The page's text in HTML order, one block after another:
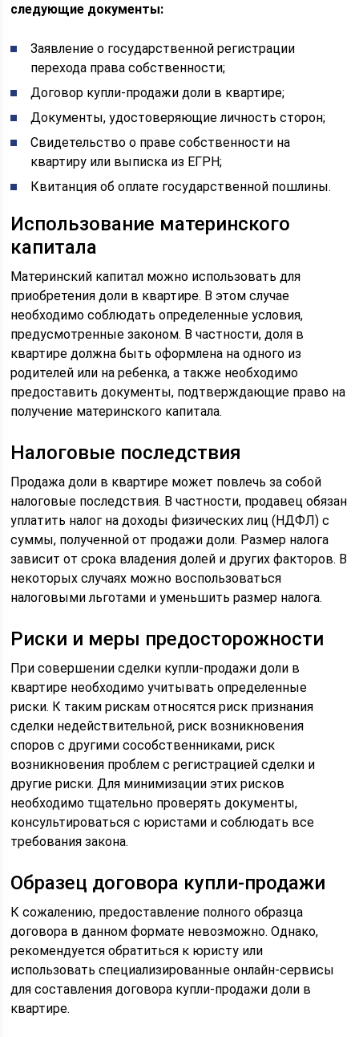
следующие документы:
Заявление о государственной регистрации
перехода права собственности;
Договор купли-продажи доли в квартире;
Документы, удостоверяющие личность сторон;
Свидетельство о праве собственности на
квартиру или выписка из ЕГРН;
Квитанция об оплате государственной пошлины.
Использование материнского
капитала
Материнский капитал можно использовать для
приобретения доли в квартире. В этом случае
необходимо соблюдать определенные условия,
предусмотренные законом. В частности, доля в
квартире должна быть оформлена на одного из
родителей или на ребенка, а также необходимо
предоставить документы, подтверждающие право на
получение материнского капитала.
Налоговые последствия
Продажа доли в квартире может повлечь за собой
налоговые последствия. В частности, продавец обязан
уплатить налог на доходы физических лиц (НДФЛ) с
суммы, полученной от продажи доли. Размер налога
зависит от срока владения долей и других факторов. В
некоторых случаях можно воспользоваться
налоговыми льготами и уменьшить размер налога.
Риски и меры предосторожности
При совершении сделки купли-продажи доли в
квартире необходимо учитывать определенные
риски. К таким рискам относятся риск признания
сделки недействительной, риск возникновения
споров с другими сособственниками, риск
возникновения проблем с регистрацией сделки и
другие риски. Для минимизации этих рисков
необходимо тщательно проверять документы,
консультироваться с юристами и соблюдать все
требования закона.
Образец договора купли-продажи
К сожалению, предоставление полного образца
договора в данном формате невозможно. Однако,
рекомендуется обратиться к юристу или
использовать специализированные онлайн-сервисы
для составления договора купли-продажи доли в
квартире.